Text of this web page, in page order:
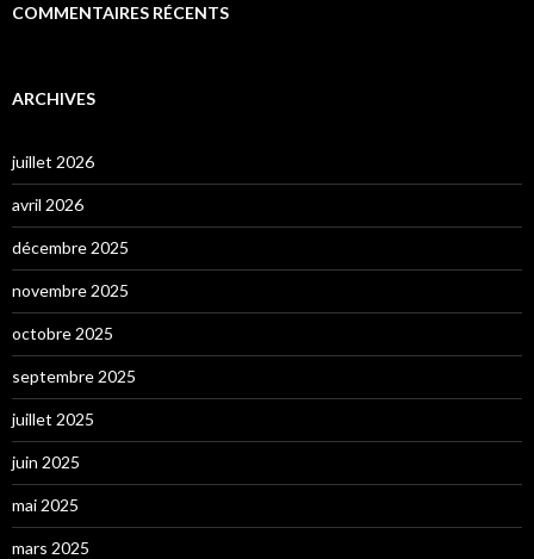
COMMENTAIRES RÉCENTS
ARCHIVES
juillet 2026
avril 2026
décembre 2025
novembre 2025
octobre 2025
septembre 2025
juillet 2025
juin 2025
mai 2025
mars 2025